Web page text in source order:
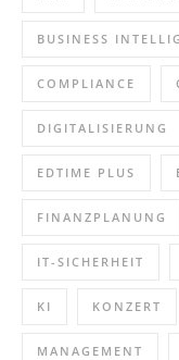
BUSINESS
COMPLIANCE
DIGITALISIERUNG
EDTIME PLUS
FINANZPLANUNG
IT-SICHERHEIT
KI KONZERT
MANAGEMENT